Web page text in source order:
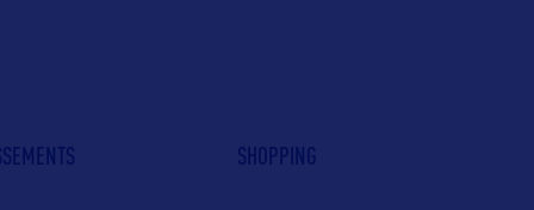
SHOPPING